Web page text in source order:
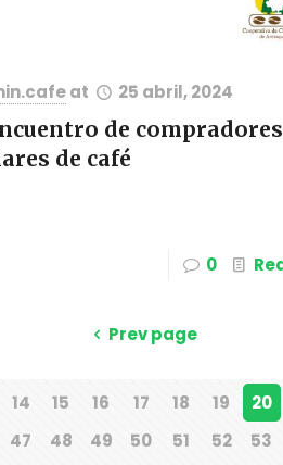
at 25 abril, 2024
de
de café
0
Prev page
14 15 16 17 18 19 20
47 48 49 50 51 52 53